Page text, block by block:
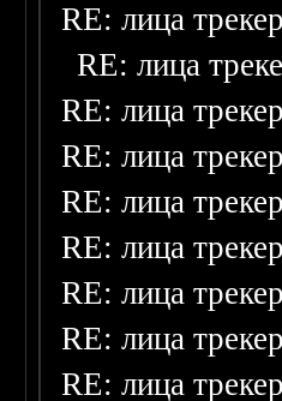
RE: лица
RE: лица
RE: лица
RE: лица
RE: лица
RE: лица
RE: лица
RE: лица
RE: лица